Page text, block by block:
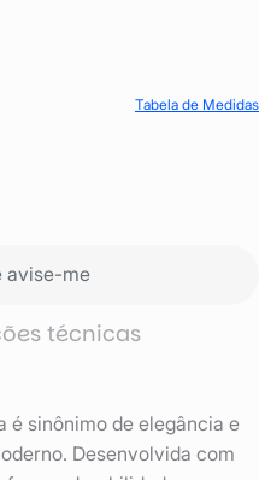
Tabela de Medidas
avise-me
técnicas
é sinônimo de elegância e
Desenvolvida com